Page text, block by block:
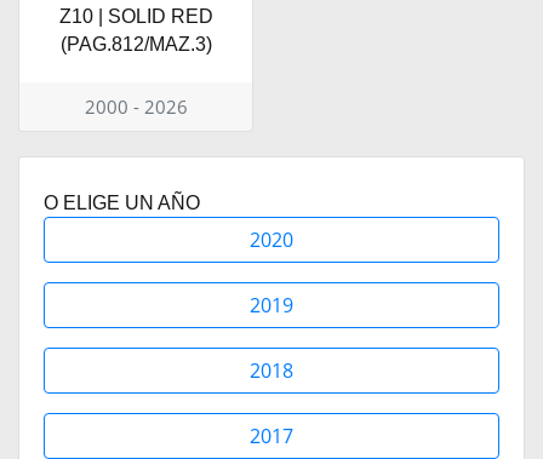
Z10 | SOLID RED
(PAG.812/MAZ.3)
2000 - 2026
O ELIGE UN AÑO
2020
2019
2018
2017